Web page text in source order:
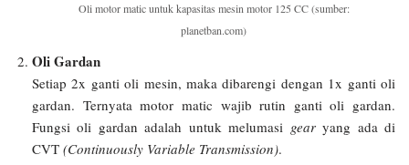
Oli motor matic untuk kapasitas mesin motor 125 CC (sumber:
planetban.com)
Oli Gardan
Setiap 2x ganti oli mesin, maka dibarengi dengan 1x ganti oli
gardan. Ternyata motor matic wajib rutin ganti oli gardan.
Fungsi oli gardan adalah untuk melumasi gearyang ada di
CVT (Continuously Variable Transmission).